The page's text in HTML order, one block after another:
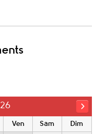
Ven Sam Dim